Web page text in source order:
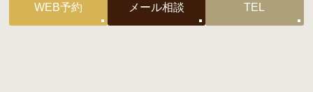
WEB予約 メール相談 TEL